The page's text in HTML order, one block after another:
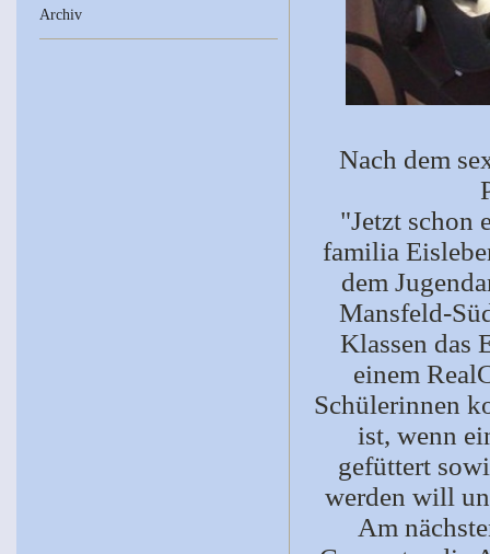
Archiv
Nach dem
"Jetzt schon
familia
dem
Mansfeld-
Klassen das
einem
Schülerinnen
ist, wenn
gefüttert
werden will
Am